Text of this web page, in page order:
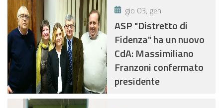
gio 03, gen
ASP "Distretto di
Fidenza" ha un nuovo
CdA: Massimiliano
Franzoni confermato
presidente